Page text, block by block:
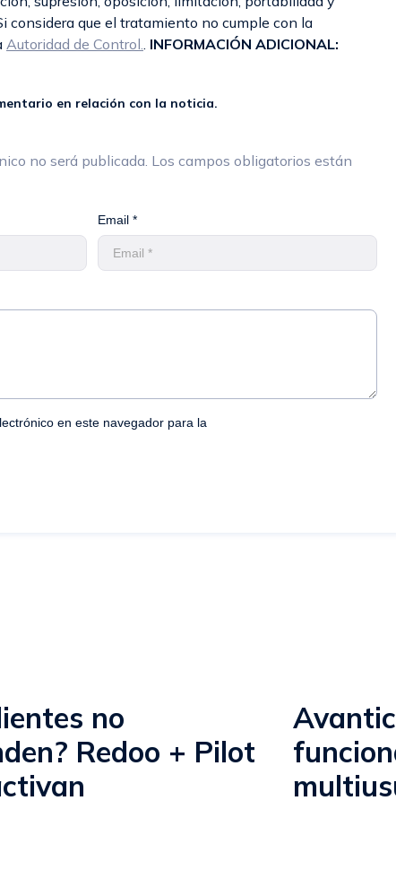
no será publicada. Los campos obligatorios están
Email *
en este navegador para la
considera que el tratamiento no cumple con la
Autoridad de Control.. INFORMACIÓN ADICIONAL:
en relación con la noticia.
no
Redoo + Pilot